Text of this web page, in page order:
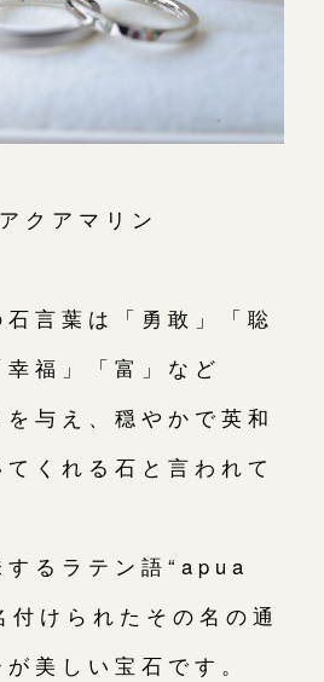
クアマリン
言葉は「勇敢」「聡
福」「富」など
与え、穏やかで英和
くれる石と言われて
するラテン語“apua
けられたその名の通
美しい宝石です。